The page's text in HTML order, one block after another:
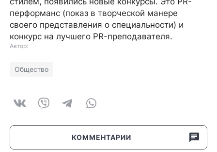
перформанс (показ в творческой манере
своего представления о специальности) и
конкурс на лучшего PR-преподавателя.
Автор:
Общество
КОММЕНТАРИИ